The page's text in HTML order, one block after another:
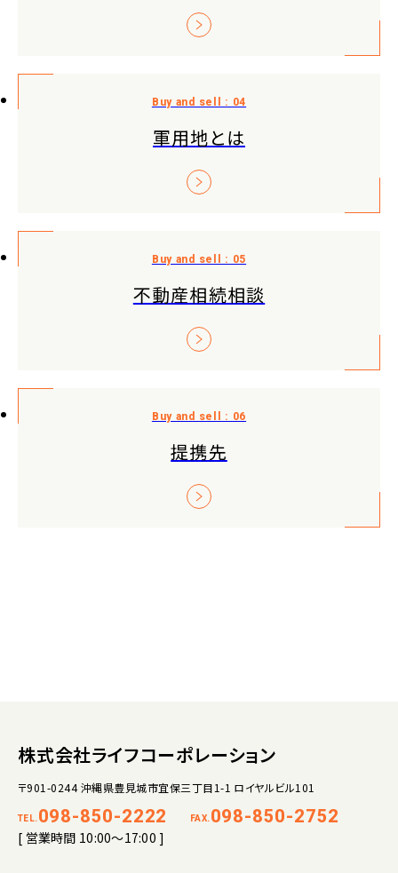
軍用地とは
不動産相続相談
提携先
株式会社ライフコーポレーション
〒901-0244 沖縄県豊見城市宜保三丁目1-1 ロイヤルビル101
TEL. 098-850-2222 FAX. 098-850-2752
[ 営業時間 10:00～17:00 ]